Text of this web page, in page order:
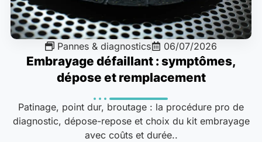
Pannes & diagnostics 06/07/2026
Embrayage défaillant : symptômes,
dépose et remplacement
Patinage, point dur, broutage : la procédure pro de
diagnostic, dépose-repose et choix du kit embrayage
avec coûts et durée..